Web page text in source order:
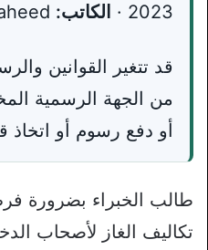
2023 ·
الكاتب:
قد تتغير القوانين
من الجهة الرسمية
أو دفع رسوم أو اتخاذ
طالب الخبراء بضرورة
تكاليف الغاز لأصحاب